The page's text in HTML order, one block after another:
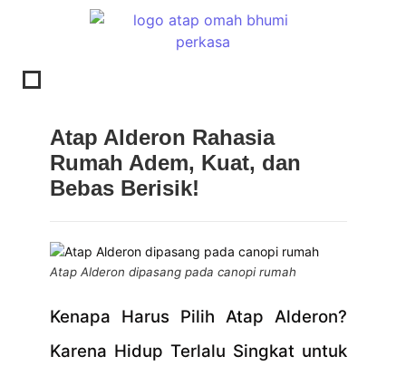
Atap Alderon Rahasia
Rumah Adem, Kuat, dan
Bebas Berisik!
Atap Alderon dipasang pada canopi rumah
Kenapa Harus Pilih Atap Alderon?
Karena Hidup Terlalu Singkat untuk